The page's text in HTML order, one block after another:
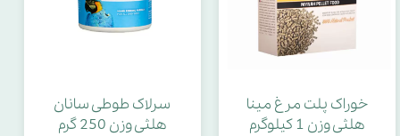
خوراک پلت مرغ مینا
هلثی وزن 1 کیلوگرم
سرلاک طوطی سانان
هلثی وزن 250 گرم